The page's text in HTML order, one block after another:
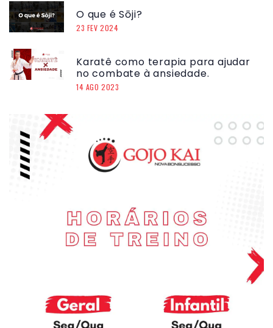
O que é Sōji?
23 FEV 2024
Karatê como terapia para ajudar
no combate à ansiedade.
14 AGO 2023